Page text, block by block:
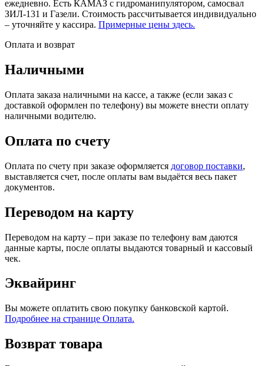
ежедневно. Есть КАМАЗ с гидроманипулятором, самосвал
ЗИЛ-131 и Газели. Стоимость рассчитывается индивидуально
– уточняйте у кассира. Примерные цены здесь.
Оплата и возврат
Наличными
Оплата заказа наличными на кассе, а также (если заказ с
доставкой оформлен по телефону) вы можете внести оплату
наличными водителю.
Оплата по счету
Оплата по счету при заказе оформляется договор поставки,
выставляется счет, после оплаты вам выдаётся весь пакет
документов.
Переводом на карту
Переводом на карту – при заказе по телефону вам даются
данные карты, после оплаты выдаются товарный и кассовый
чек.
Эквайринг
Вы можете оплатить свою покупку банковской картой.
Подробнее на странице Оплата.
Возврат товара